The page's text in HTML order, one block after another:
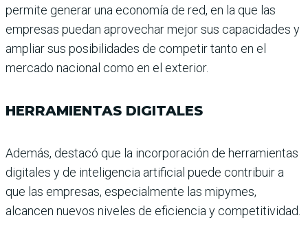
permite generar una economía de red, en la que las
empresas puedan aprove­char mejor sus capacidades y
ampliar sus posibilidades de competir tanto en el
mercado nacional como en el exterior.
HERRAMIENTAS DIGITALES
Además, destacó que la incor­poración de herramientas
digitales y de inteligencia artificial puede contribuir a
que las empresas, especial­mente las mipymes,
alcancen nuevos niveles de eficiencia y competitividad.